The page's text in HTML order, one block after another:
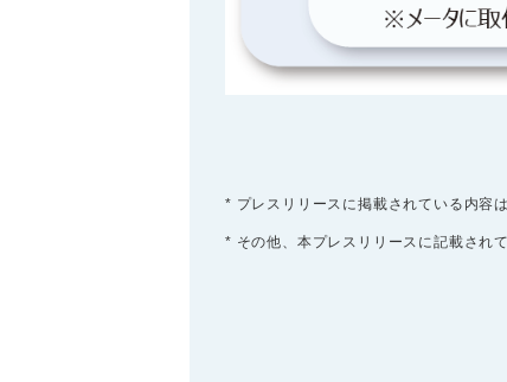
* プレスリリースに掲載されている内容
* その他、本プレスリリースに記載され